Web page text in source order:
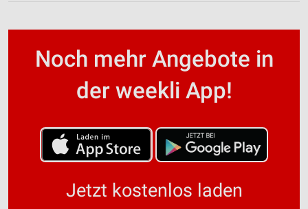
Noch mehr Angebote in
der weekli App!
Jetzt kostenlos laden